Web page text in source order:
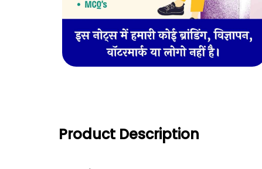
Product Description